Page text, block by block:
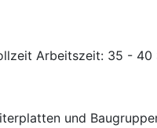
Arbeitszeit: 35 - 40
und